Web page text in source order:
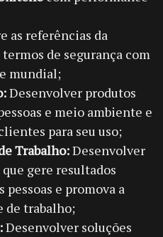
as referências da
de segurança com
mundial;
Desenvolver produtos
e meio ambiente e
para seu uso;
Trabalho:Desenvolver
gere resultados
e promova a
de trabalho;
Desenvolver soluções